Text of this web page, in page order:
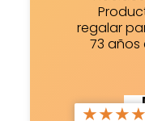
regalar
73
★★★★